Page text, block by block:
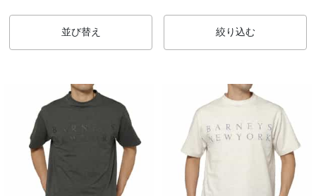
並び替え 絞り込む